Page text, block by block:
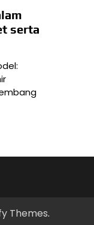
serta
Themes.